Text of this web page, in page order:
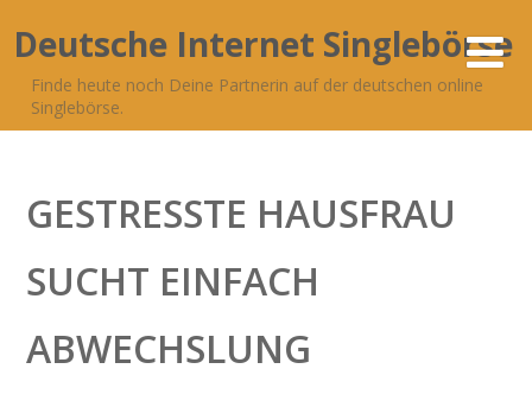
Deutsche Internet Singlebörse
Finde heute noch Deine Partnerin auf der deutschen online
Singlebörse.
GESTRESSTE HAUSFRAU
SUCHT EINFACH
ABWECHSLUNG